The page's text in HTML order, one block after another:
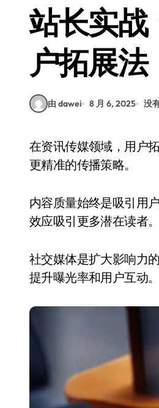
Linux高效部
数据驱动交互
数据驱动下的
站长实战
户拓展法
由 dawei 8 月 6, 2025 没
在资讯传媒领域，用户拓展是站长成功的关键。了解目标受众的需求和行为习惯，能够帮助制定
更精准的传播策略。
内容质量始终是吸引用
效应吸引更多潜在读者。
社交媒体是扩大影响力
提升曝光率和用户互动。